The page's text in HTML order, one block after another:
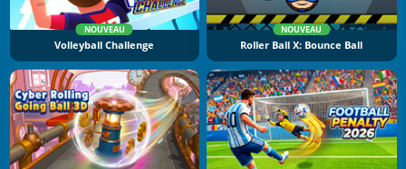
NOUVEAU
Volleyball Challenge
NOUVEAU
Roller Ball X: Bounce Ball